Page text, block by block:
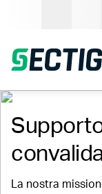
La nostra